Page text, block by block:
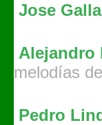
Jose
Alejandro
melodías
Pedro